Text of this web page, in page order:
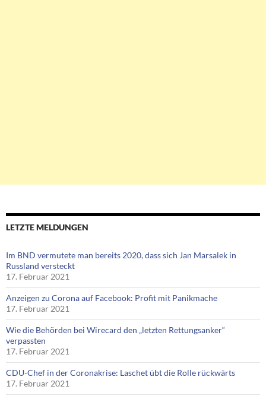
LETZTE MELDUNGEN
Im BND vermutete man bereits 2020, dass sich Jan Marsalek in
Russland versteckt
17. Februar 2021
Anzeigen zu Corona auf Facebook: Profit mit Panikmache
17. Februar 2021
Wie die Behörden bei Wirecard den „letzten Rettungsanker“
verpassten
17. Februar 2021
CDU-Chef in der Coronakrise: Laschet übt die Rolle rückwärts
17. Februar 2021